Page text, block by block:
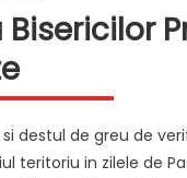
destul de greu de
teritoriu in zilele de